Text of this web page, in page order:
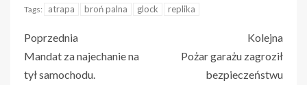
Tags: atrapa broń palna glock replika
Poprzednia
Mandat za najechanie na
tył samochodu.
Kolejna
Pożar garażu zagroził
bezpieczeństwu